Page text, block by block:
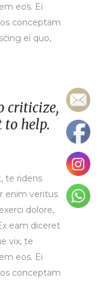
eos. Ei
conceptam
ei quo,
criticize,
to help.
te ridens
enim veritus
dolore,
eam diceret
vix, te
eos. Ei
conceptam